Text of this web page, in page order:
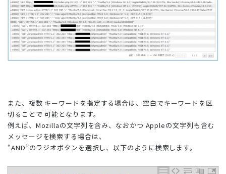
また、複数 キーワードを指定する場合は、空白でキーワードを区
切ることで 可能となります。
例えば、Mozillaの文字列を含み、なおかつ Appleの文字列も含む
メッセージを検索する場合は、
“AND”のラジオボタンを選択し、以下のように検索します。